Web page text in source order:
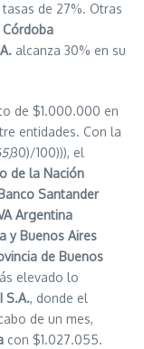
de 27%. Otras
alcanza 30% en su
de $1.000.000 en
entidades. Con la
30)/100))), el
de la Nación
Santander
Argentina
y Buenos Aires
de Buenos
elevado lo
S.A., donde el
de un mes,
con $1.027.055.